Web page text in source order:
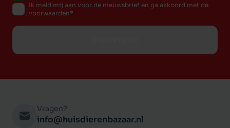
Ik meld mij aan voor de nieuwsbrief en ga akkoord met de
voorwaarden
Vragen?
info@huisdierenbazaar.nl